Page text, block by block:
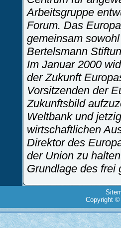
Arbeitsgruppe
Forum. Das
gemeinsam
Bertelsmann
Im Januar 2000
der Zukunft
Vorsitzenden der
Zukunftsbild
Weltbank und
wirtschaftlichen
Direktor des
der Union zu
Grundlage des frei
Copyright ©